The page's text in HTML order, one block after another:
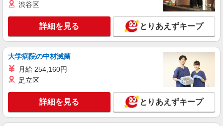
渋谷区
詳細を見る とりあえずキープ
大学病院の中材滅菌
月給 254,160円
足立区
詳細を見る とりあえずキープ